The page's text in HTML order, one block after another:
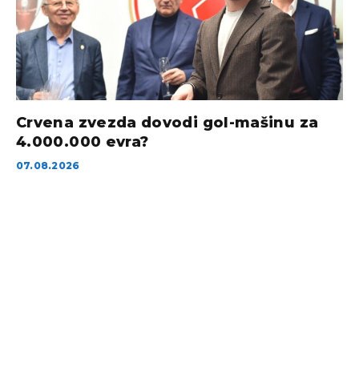
Crvena zvezda dovodi gol-mašinu za
4.000.000 evra?
07.08.2026